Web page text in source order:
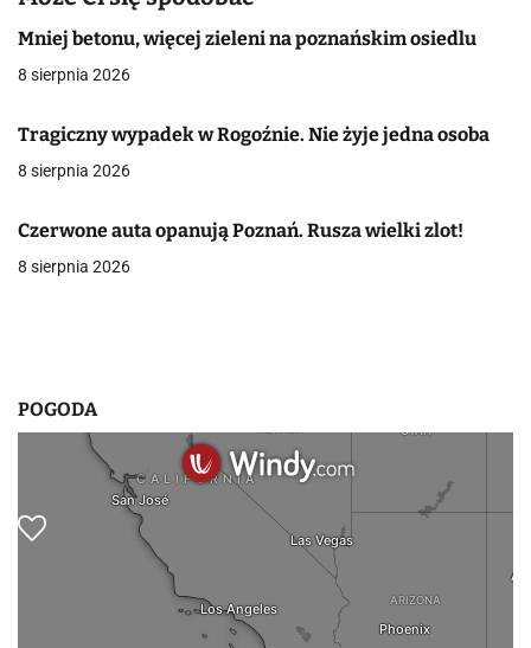
a
w
u
Mniej betonu, więcej zieleni na poznańskim osiedlu
8 sierpnia 2026
Tragiczny wypadek w Rogoźnie. Nie żyje jedna osoba
8 sierpnia 2026
Czerwone auta opanują Poznań. Rusza wielki zlot!
8 sierpnia 2026
POGODA